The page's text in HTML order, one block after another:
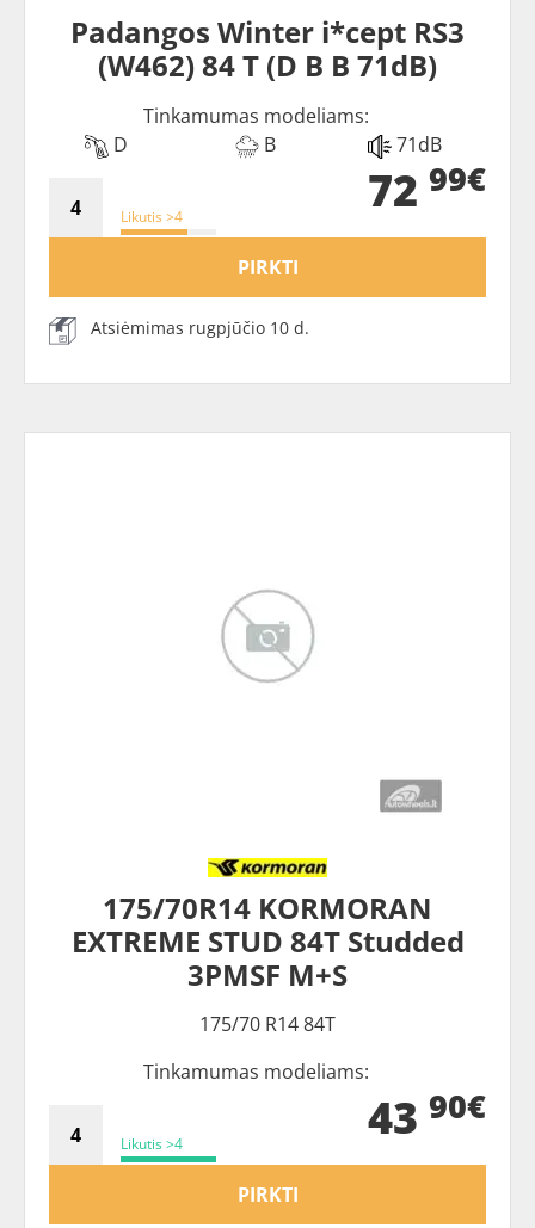
Padangos Winter i*cept RS3
(W462) 84 T (D B B 71dB)
Tinkamumas modeliams:
D
B 71dB
Likutis >4 72 99€
PIRKTI
Atsiėmimas rugpjūčio 10 d.
175/70R14 KORMORAN
EXTREME STUD 84T Studded
3PMSF M+S
175/70 R14 84T
Tinkamumas modeliams:
Likutis >4 43 90€
PIRKTI